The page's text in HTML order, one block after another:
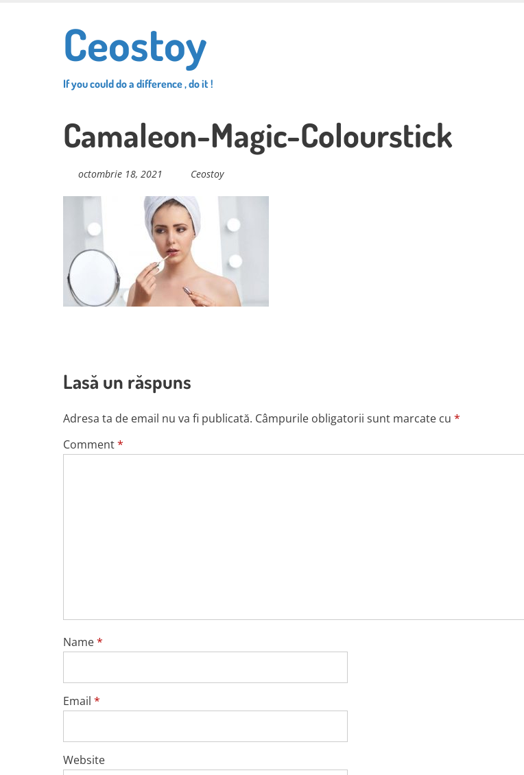
Ceostoy
If you could do a difference , do it !
Camaleon-Magic-Colourstick
octombrie 18, 2021 Ceostoy
Lasă un răspuns
Adresa ta de email nu va fi publicată. Câmpurile obligatorii sunt marcate cu *
Comment*
Name*
Email *
Website